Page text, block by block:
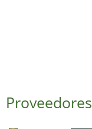
Proveedores